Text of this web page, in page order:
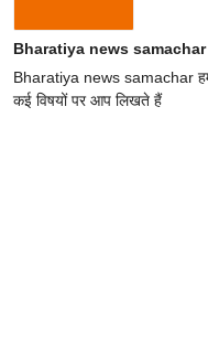
Bharatiya news samachar
Bharatiya news samachar
कई विषयों पर आप लिखते हैं